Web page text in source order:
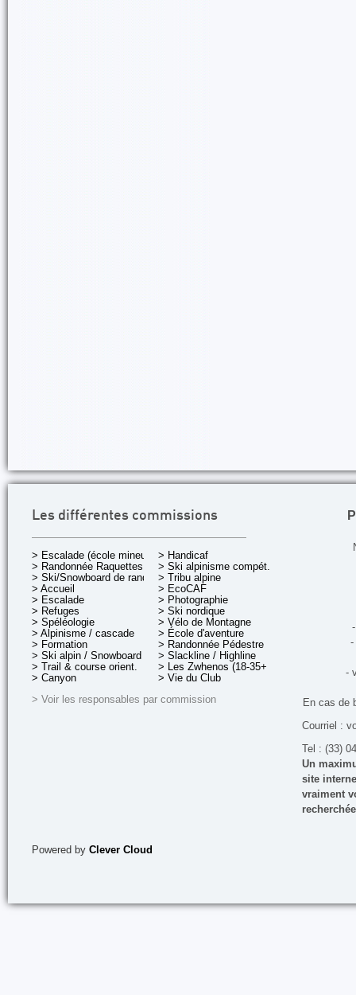
Les différentes commissions
> Escalade (école mineurs)
> Randonnée Raquettes
> Ski/Snowboard de rando.
> Accueil
> Escalade
> Refuges
> Spéléologie
> Alpinisme / cascade
> Formation
> Ski alpin / Snowboard
> Trail & course orient.
> Canyon
> Handicaf
> Ski alpinisme compét.
> Tribu alpine
> EcoCAF
> Photographie
> Ski nordique
> Vélo de Montagne
> École d'aventure
> Randonnée Pédestre
> Slackline / Highline
> Les Zwhenos (18-35+ ans)
> Vie du Club
> Voir les responsables par commission
-
-
En cas de
Courriel :
Tel : (33)
Un
site
vraiment
Powered by Clever Cloud